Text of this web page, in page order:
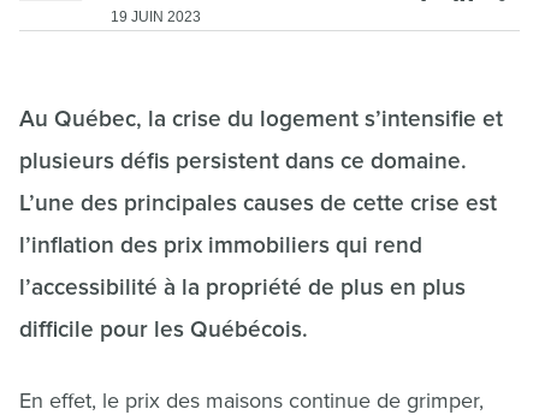
19 JUIN 2023
Au Québec, la crise du logement s’intensifie et
plusieurs défis persistent dans ce domaine.
L’une des principales causes de cette crise est
l’inflation des prix immobiliers qui rend
l’accessibilité à la propriété de plus en plus
difficile pour les Québécois.
En effet, le prix des maisons continue de grimper,